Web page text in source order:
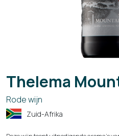
Thelema
Rode wijn
Zuid-Afrika